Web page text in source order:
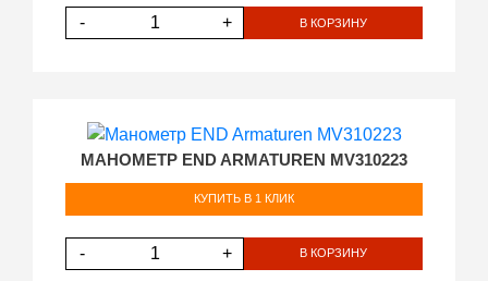
- + В КОРЗИНУ
МАНОМЕТР END ARMATUREN MV310223
КУПИТЬ В 1 КЛИК
- + В КОРЗИНУ